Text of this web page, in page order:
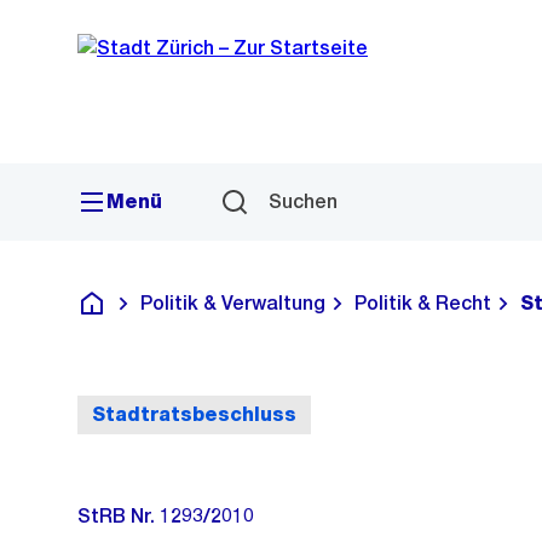
Navigation
Sprunglink
Menü Suchen
Deutsch
Politik & Verwaltung Politik & Recht
Stadtratsbeschluss
StRB Nr. 1293/2010